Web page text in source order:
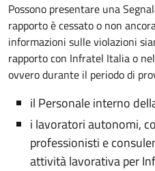
Possono presentare una
rapporto è cessato o non
informazioni sulle violazioni
rapporto con Infratel Italia o
ovvero durante il periodo di
il Personale interno
i lavoratori autonomi,
professionisti e
attività lavorativa per